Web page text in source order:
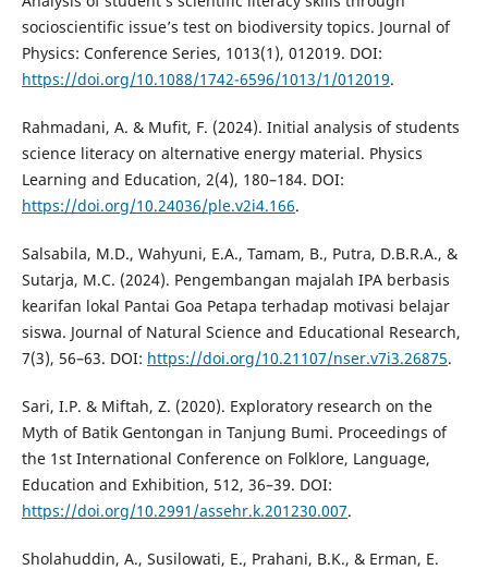
socioscientific issue’s test on biodiversity topics. Journal of
Physics: Conference Series, 1013(1), 012019. DOI:
https://doi.org/10.1088/1742-6596/1013/1/012019.
Rahmadani, A. & Mufit, F. (2024). Initial analysis of students
science literacy on alternative energy material. Physics
Learning and Education, 2(4), 180–184. DOI:
https://doi.org/10.24036/ple.v2i4.166.
Salsabila, M.D., Wahyuni, E.A., Tamam, B., Putra, D.B.R.A., &
Sutarja, M.C. (2024). Pengembangan majalah IPA berbasis
kearifan lokal Pantai Goa Petapa terhadap motivasi belajar
siswa. Journal of Natural Science and Educational Research,
7(3), 56–63. DOI: https://doi.org/10.21107/nser.v7i3.26875.
Sari, I.P. & Miftah, Z. (2020). Exploratory research on the
Myth of Batik Gentongan in Tanjung Bumi. Proceedings of
the 1st International Conference on Folklore, Language,
Education and Exhibition, 512, 36–39. DOI:
https://doi.org/10.2991/assehr.k.201230.007.
Sholahuddin, A., Susilowati, E., Prahani, B.K., & Erman, E.